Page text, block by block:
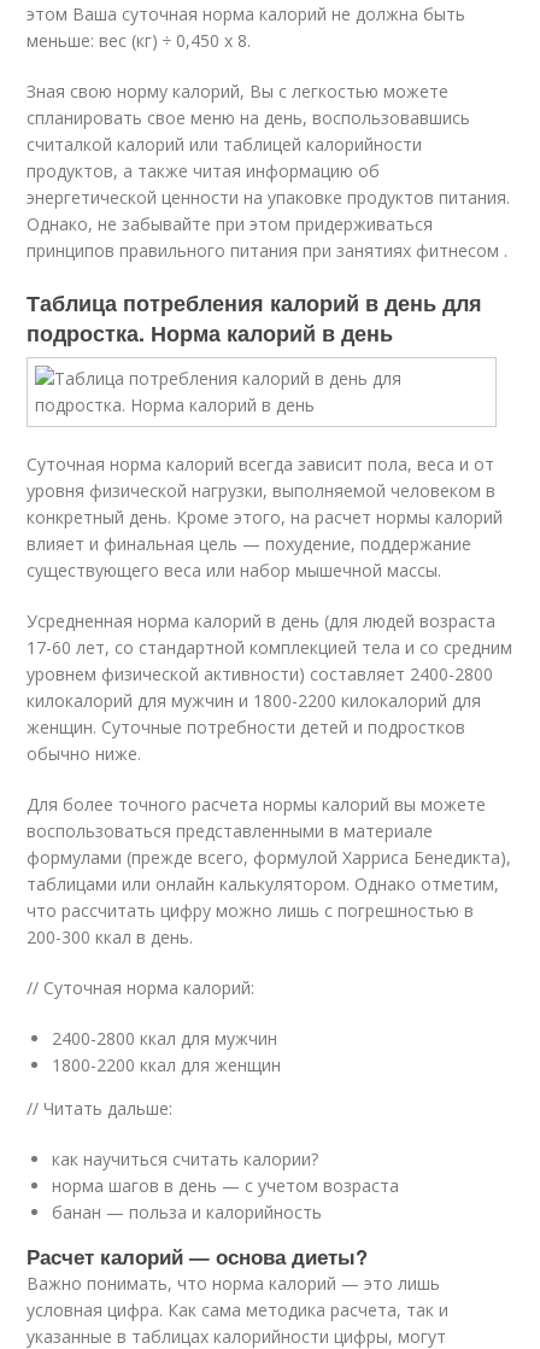
этом Ваша суточная норма калорий не должна быть
меньше: вес (кг) ÷ 0,450 х 8.
Зная свою норму калорий, Вы с легкостью можете
спланировать свое меню на день, воспользовавшись
считалкой калорий или таблицей калорийности
продуктов, а также читая информацию об
энергетической ценности на упаковке продуктов питания.
Однако, не забывайте при этом придерживаться
принципов правильного питания при занятиях фитнесом .
Таблица потребления калорий в день для
подростка. Норма калорий в день
Суточная норма калорий всегда зависит пола, веса и от
уровня физической нагрузки, выполняемой человеком в
конкретный день. Кроме этого, на расчет нормы калорий
влияет и финальная цель — похудение, поддержание
существующего веса или набор мышечной массы.
Усредненная норма калорий в день (для людей возраста
17-60 лет, со стандартной комплекцией тела и со средним
уровнем физической активности) составляет 2400-2800
килокалорий для мужчин и 1800-2200 килокалорий для
женщин. Суточные потребности детей и подростков
обычно ниже.
Для более точного расчета нормы калорий вы можете
воспользоваться представленными в материале
формулами (прежде всего, формулой Харриса Бенедикта),
таблицами или онлайн калькулятором. Однако отметим,
что рассчитать цифру можно лишь с погрешностью в
200-300 ккал в день.
// Суточная норма калорий:
2400-2800 ккал для мужчин
1800-2200 ккал для женщин
// Читать дальше:
как научиться считать калории?
норма шагов в день — с учетом возраста
банан — польза и калорийность
Расчет калорий — основа диеты?
Важно понимать, что норма калорий — это лишь
условная цифра. Как сама методика расчета, так и
указанные в таблицах калорийности цифры, могут